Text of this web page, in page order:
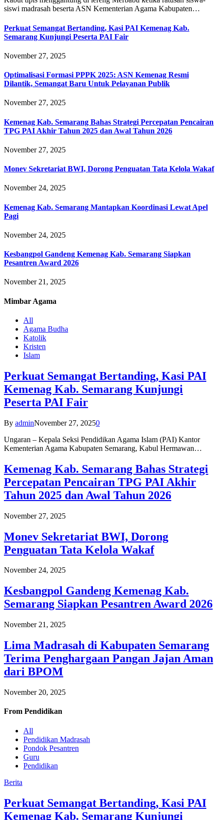
siswi madrasah beserta ASN Kementerian Agama Kabupaten…
Perkuat Semangat Bertanding, Kasi PAI Kemenag Kab.
Semarang Kunjungi Peserta PAI Fair
November 27, 2025
Optimalisasi Formasi PPPK 2025: ASN Kemenag Resmi
Dilantik, Semangat Baru Untuk Pelayanan Publik
November 27, 2025
Kemenag Kab. Semarang Bahas Strategi Percepatan Pencairan
TPG PAI Akhir Tahun 2025 dan Awal Tahun 2026
November 27, 2025
Monev Sekretariat BWI, Dorong Penguatan Tata Kelola Wakaf
November 24, 2025
Kemenag Kab. Semarang Mantapkan Koordinasi Lewat Apel
Pagi
November 24, 2025
Kesbangpol Gandeng Kemenag Kab. Semarang Siapkan
Pesantren Award 2026
November 21, 2025
Mimbar Agama
All
Agama Budha
Katolik
Kristen
Islam
Perkuat Semangat Bertanding, Kasi PAI
Kemenag Kab. Semarang Kunjungi
Peserta PAI Fair
By adminNovember 27, 20250
Ungaran – Kepala Seksi Pendidikan Agama Islam (PAI) Kantor
Kementerian Agama Kabupaten Semarang, Kabul Hermawan…
Kemenag Kab. Semarang Bahas Strategi
Percepatan Pencairan TPG PAI Akhir
Tahun 2025 dan Awal Tahun 2026
November 27, 2025
Monev Sekretariat BWI, Dorong
Penguatan Tata Kelola Wakaf
November 24, 2025
Kesbangpol Gandeng Kemenag Kab.
Semarang Siapkan Pesantren Award 2026
November 21, 2025
Lima Madrasah di Kabupaten Semarang
Terima Penghargaan Pangan Jajan Aman
dari BPOM
November 20, 2025
From Pendidikan
All
Pendidikan Madrasah
Pondok Pesantren
Guru
Pendidikan
Berita
Perkuat Semangat Bertanding, Kasi PAI
Kemenag Kab. Semarang Kunjungi